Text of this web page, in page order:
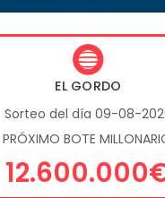
EL GORDO
Sorteo del día 09-08-
PRÓXIMO BOTE